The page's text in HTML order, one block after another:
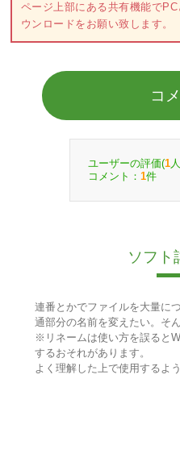
ページ上部にある共有機能で
ウンロードをお願い致します。
コ
ユーザーの評価(1
コメント： 1件
ソフト
連番とかでファイルを大量に
通部分の名前を変えたい。そ
※リネームは使い方を誤ると
するおそれがあります。
よく理解した上で使用するよ